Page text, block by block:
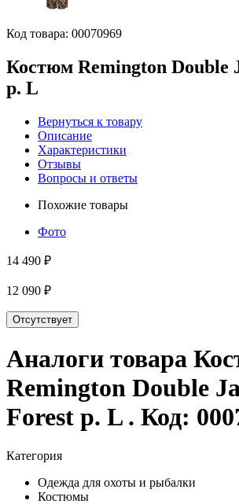
Код товара: 00070969
Костюм Remington Double
р. L
Вернуться к товару
Описание
Характеристики
Отзывы
Вопросы и ответы
Похожие товары
Фото
14 490 ₽
12 090 ₽
Отсутствует
Аналоги товара
Remington Double
Forest р. L . Код:
Категория
Одежда для охоты и рыбалки
Костюмы